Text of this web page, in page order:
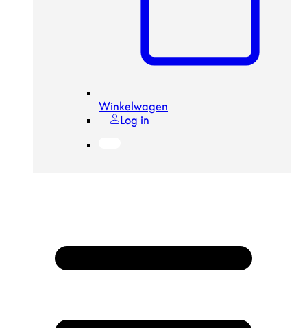
Winkelwagen
Log in